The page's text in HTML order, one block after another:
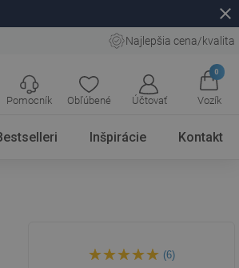
close
Najlepšia cena/kvalita
Obľúbené Účtovať
0
Vozík
Pomocník
Inšpirácie Kontakt
Mexen R-02 sprchová ružica
1-funkčná, chróm - 79500-00
(6)